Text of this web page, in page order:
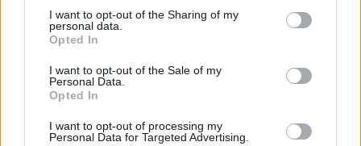
not limited to your visit or usage behaviour. You may click to
grant or deny consent to Google and its third-party tags to
use your data for below specified purposes in below Google
consent section.
I want to opt-out of the Sharing of my
personal data.
Opted In
I want to opt-out of the Sale of my
Personal Data.
Opted In
I want to opt-out of processing my
Personal Data for Targeted Advertising.
Kövess minket a Facebookon